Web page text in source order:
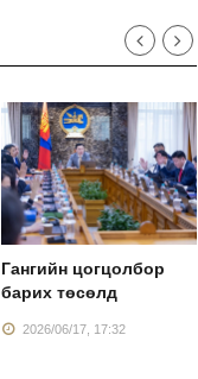
Гангийн цогцолбор
барих төсөлд
2026/06/17, 17:32